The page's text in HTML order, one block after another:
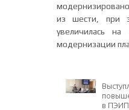
из шести, при
увеличилась
модернизации
в